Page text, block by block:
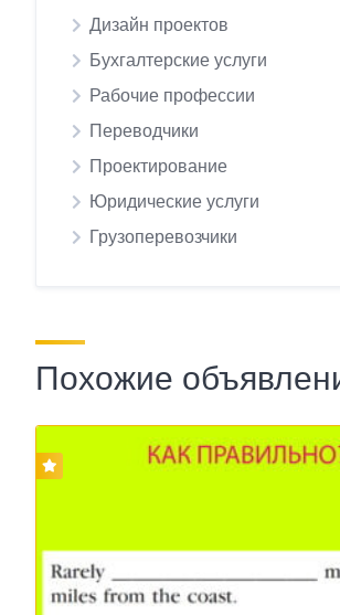
Дизайн проектов
Бухгалтерские услуги
Рабочие профессии
Переводчики
Проектирование
Юридические услуги
Грузоперевозчики
Похожие